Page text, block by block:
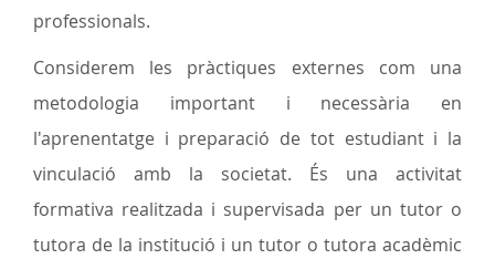
professionals.
Considerem les pràctiques externes com una
metodologia important i necessària en
l'aprenentatge i preparació de tot estudiant i la
vinculació amb la societat. És una activitat
formativa realitzada i supervisada per un tutor o
tutora de la institució i un tutor o tutora acadèmic